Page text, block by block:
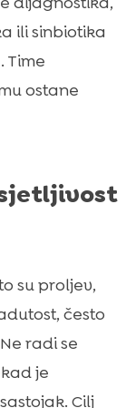
ili sinbiotika
Time
ostane
su proljev,
često
radi se
je
Cilj